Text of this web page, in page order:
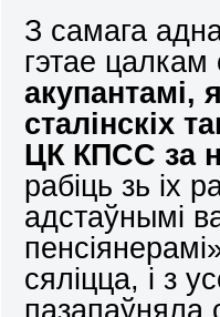
З самага
гэтае
акупантамі,
сталінскіх
ЦК КПСС за
рабіць зь іх
адстаўнымі
сяліцца, і з
пазапаўняла